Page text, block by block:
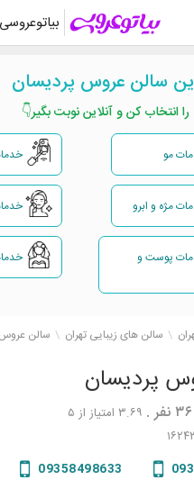
بیاتوعروسی
پردیسان
۳۶نفر. ۳.۶۹ امتیاز از ۵
09358498633
سالن های زیبایی تهران سالن
سالن عروس پردیسان
انتخاب کن و آنلاین نوبت بگیر👇
مو
مژه و ابرو
پوست و